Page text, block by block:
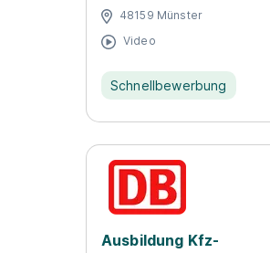
48159 Münster
Video
Schnellbewerbung
Ausbildung Kfz-